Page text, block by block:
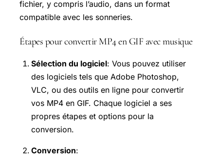
fichier, y compris l’audio, dans un format
compatible avec les sonneries.
Étapes pour convertir MP4 en GIF avec musique
Sélection du logiciel: Vous pouvez utiliser
des logiciels tels que Adobe Photoshop,
VLC, ou des outils en ligne pour convertir
vos MP4 en GIF. Chaque logiciel a ses
propres étapes et options pour la
conversion.
Conversion: